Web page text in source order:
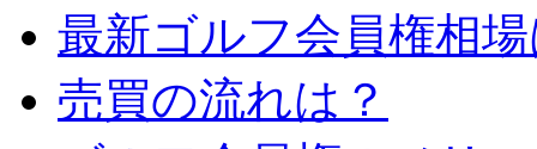
最新ゴルフ会員権相
売買の流れは？